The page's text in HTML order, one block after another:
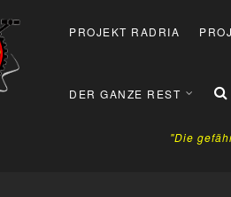
PROJEKT RADRIA
DER GANZE REST
"Die